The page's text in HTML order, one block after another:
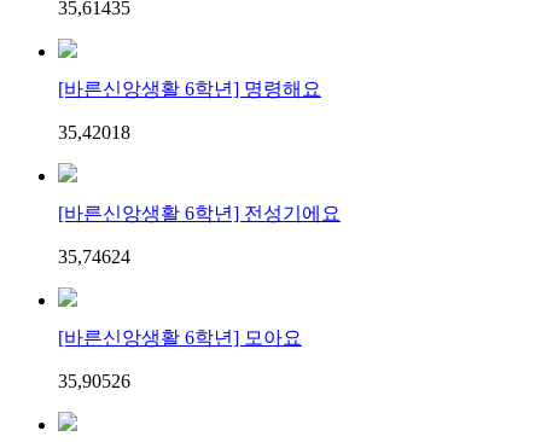
35,61435
[바른신앙생활 6학년] 명령해요
35,42018
[바른신앙생활 6학년] 전성기에요
35,74624
[바른신앙생활 6학년] 모아요
35,90526